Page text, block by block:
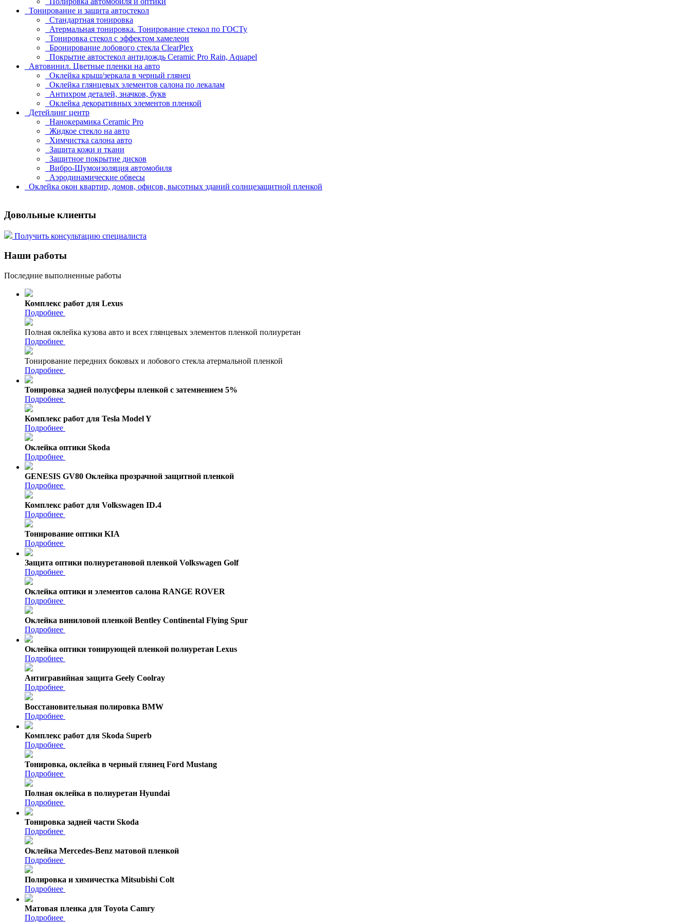
Тонирование и защита автостекол
Стандартная тонировка
Атермальная тонировка. Тонирование стекол по ГОСТу
Тонировка стекол с эффектом хамелеон
Бронирование лобового стекла ClearPlex
Покрытие автостекол антидождь Ceramic Pro Rain, Aquapel
Автовинил. Цветные пленки на авто
Оклейка крыш/зеркала в черный глянец
Оклейка глянцевых элементов салона по лекалам
Антихром деталей, значков, букв
Оклейка декоративных элементов пленкой
Детейлинг центр
Нанокерамика Ceramic Pro
Жидкое стекло на авто
Химчистка салона авто
Защита кожи и ткани
Защитное покрытие дисков
Вибро-Шумоизоляция автомобиля
Аэродинамические обвесы
Оклейка окон квартир, домов, офисов, высотных зданий солнцезащитной пленкой
Довольные клиенты
Получить консультацию специалиста
Наши работы
Последние выполненные работы
Комплекс работ для Lexus
Подробнее
Полная оклейка кузова авто и всех глянцевых элементов пленкой полиуретан
Подробнее
Тонирование передних боковых и лобового стекла атермальной пленкой
Подробнее
Тонировка задней полусферы пленкой с затемнением 5%
Подробнее
Комплекс работ для Tesla Model Y
Подробнее
Оклейка оптики Skoda
Подробнее
GENESIS GV80 Оклейка прозрачной защитной пленкой
Подробнее
Комплекс работ для Volkswagen ID.4
Подробнее
Тонирование оптики KIA
Подробнее
Защита оптики полиуретановой пленкой Volkswagen Golf
Подробнее
Оклейка оптики и элементов салона RANGE ROVER
Подробнее
Оклейка виниловой пленкой Bentley Continental Flying Spur
Подробнее
Оклейка оптики тонирующей пленкой полиуретан Lexus
Подробнее
Антигравийная защита Geely Coolray
Подробнее
Восстановительная полировка BMW
Подробнее
Комплекс работ для Skoda Superb
Подробнее
Тонировка, оклейка в черный глянец Ford Mustang
Подробнее
Полная оклейка в полиуретан Hyundai
Подробнее
Тонировка задней части Skoda
Подробнее
Оклейка Mercedes-Benz матовой пленкой
Подробнее
Полировка и химичестка Mitsubishi Colt
Подробнее
Матовая пленка для Toyota Camry
Подробнее